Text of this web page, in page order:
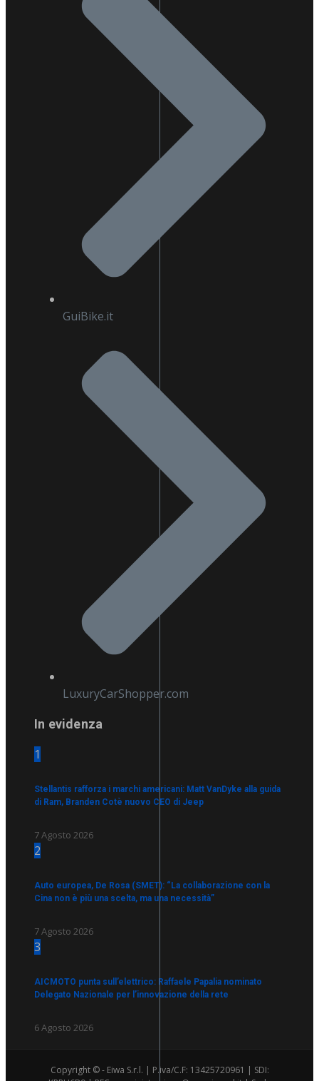
GuiBike.it
LuxuryCarShopper.com
In evidenza
1
Stellantis rafforza i marchi americani: Matt VanDyke alla guida
di Ram, Branden Cotè nuovo CEO di Jeep
7 Agosto 2026
2
Auto europea, De Rosa (SMET): “La collaborazione con la
Cina non è più una scelta, ma una necessità”
7 Agosto 2026
3
AICMOTO punta sull’elettrico: Raffaele Papalia nominato
Delegato Nazionale per l’innovazione della rete
6 Agosto 2026
Copyright © - Eiwa S.r.l. | P.iva/C.F: 13425720961 | SDI: